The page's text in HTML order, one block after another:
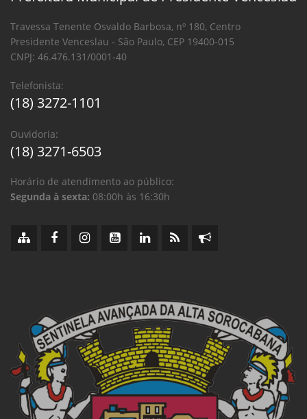
Travessa Tenente Osvaldo Barbosa, nº 180, Centro
Presidente Venceslau - São Paulo, CEP 19400-015
CNPJ: 46.476.131/0001-40
Telefonista:
(18) 3272-1101
Ouvidoria:
(18) 3271-6503
Horário de atendimento ao público:
Segunda à sexta: 08:00h às 16:30h